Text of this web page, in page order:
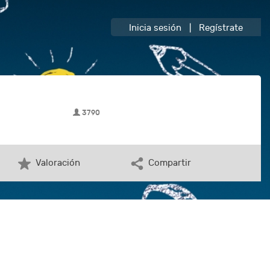
Inicia sesión Regístrate
3790
Valoración Compartir